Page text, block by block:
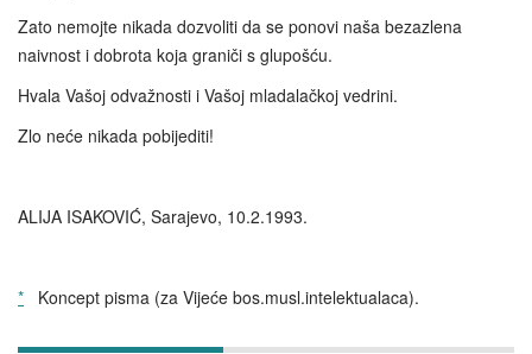
Zato nemojte nikada dozvoliti da se ponovi naša bezazlena
naivnost i dobrota koja graniči s glupošću.
Hvala Vašoj odvažnosti i Vašoj mladalačkoj vedrini.
Zlo neće nikada pobijediti!
ALIJA ISAKOVIĆ, Sarajevo, 10.2.1993.
* Koncept pisma (za Vijeće bos.musl.intelektualaca).